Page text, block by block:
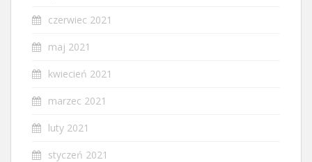
czerwiec 2021
maj 2021
kwiecień 2021
marzec 2021
luty 2021
styczeń 2021